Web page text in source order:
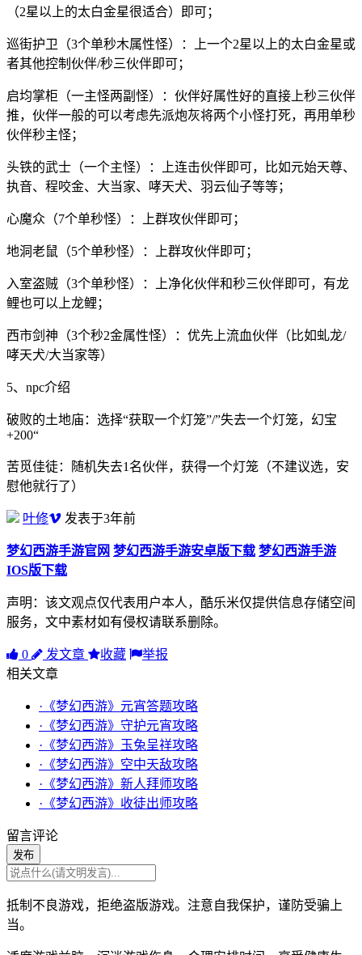
（2星以上的太白金星很适合）即可；
巡街护卫（3个单秒木属性怪）：上一个2星以上的太白金星或
者其他控制伙伴/秒三伙伴即可；
启均掌柜（一主怪两副怪）：伙伴好属性好的直接上秒三伙伴
推，伙伴一般的可以考虑先派炮灰将两个小怪打死，再用单秒
伙伴秒主怪；
头铁的武士（一个主怪）：上连击伙伴即可，比如元始天尊、
执音、程咬金、大当家、哮天犬、羽云仙子等等；
心魔众（7个单秒怪）：上群攻伙伴即可；
地洞老鼠（5个单秒怪）：上群攻伙伴即可；
入室盗贼（3个单秒怪）：上净化伙伴和秒三伙伴即可，有龙
鲤也可以上龙鲤；
西市剑神（3个秒2金属性怪）：优先上流血伙伴（比如虬龙/
哮天犬/大当家等）
5、npc介绍
破败的土地庙：选择“获取一个灯笼”/”失去一个灯笼，幻宝
+200“
苦觅佳徒：随机失去1名伙伴，获得一个灯笼（不建议选，安
慰他就行了）
叶修 发表于3年前
梦幻西游手游官网 梦幻西游手游安卓版下载 梦幻西游手游
IOS版下载
声明：该文观点仅代表用户本人，酷乐米仅提供信息存储空间
服务，文中素材如有侵权请联系删除。
0 发文章 收藏
举报
相关文章
·《梦幻西游》元宵答题攻略
·《梦幻西游》守护元宵攻略
·《梦幻西游》玉兔呈祥攻略
·《梦幻西游》空中天敌攻略
·《梦幻西游》新人拜师攻略
·《梦幻西游》收徒出师攻略
留言评论
发布
抵制不良游戏，拒绝盗版游戏。注意自我保护，谨防受骗上
当。